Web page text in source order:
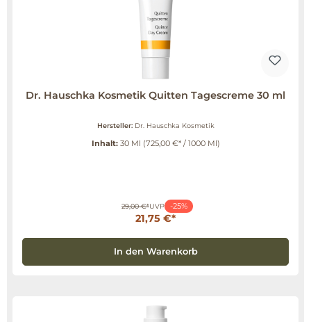
Dr. Hauschka Kosmetik Quitten Tagescreme 30 ml
Hersteller: Dr. Hauschka Kosmetik
Inhalt: 30 Ml (725,00 €* / 1000 Ml)
29,00 €*UVP -25%
21,75 €*
In den Warenkorb